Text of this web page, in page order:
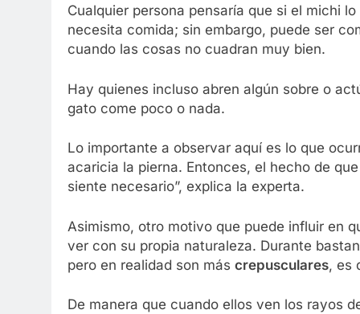
Cualquier persona pensaría que si el michi
necesita comida; sin embargo, puede ser
cuando las cosas no cuadran muy bien.
Hay quienes incluso abren algún sobre o
gato come poco o nada.
Lo importante a observar aquí es lo que
acaricia la pierna. Entonces, el hecho de
siente necesario”, explica la experta.
Asimismo, otro motivo que puede influir en
ver con su propia naturaleza. Durante
pero en realidad son más crepusculares, es
De manera que cuando ellos ven los rayos